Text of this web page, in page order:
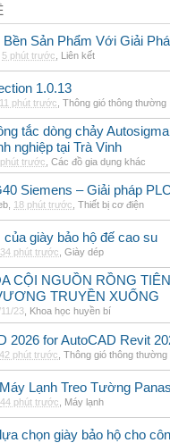
Sản Phẩm Với Giải
5 phút trước Liên kết
1.0.13
11 phút trước Thông gió thông thường
tắc dòng chảy
nghiệp tại Trà Vinh
trước Các đồ gia dụng khác
Siemens – Giải pháp
18 phút trước Thiết bị cơ điện
của giày bảo hộ đế cao su
34 phút trước Giày dép
CỘI NGUỒN RỒNG
TRUYỀN XUỐNG
23 Khoa học huyền bí
2026 for AutoCAD Revit
42 phút trước Thông gió thông thường
Lạnh Treo Tường
44 phút trước Máy lạnh
chọn giày bảo hộ cho